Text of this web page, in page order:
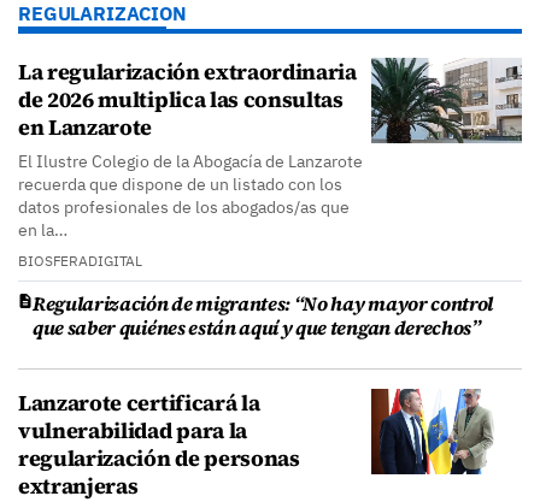
REGULARIZACION
La regularización extraordinaria
de 2026 multiplica las consultas
en Lanzarote
El Ilustre Colegio de la Abogacía de Lanzarote
recuerda que dispone de un listado con los
datos profesionales de los abogados/as que
en la…
BIOSFERADIGITAL
Regularización de migrantes: “No hay mayor control
que saber quiénes están aquí y que tengan derechos”
Lanzarote certificará la
vulnerabilidad para la
regularización de personas
extranjeras